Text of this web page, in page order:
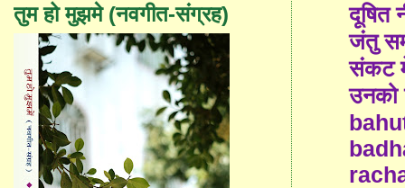
दूषित
जंतु
संकट
उनको
तुम हो मुझमे (नवगीत-संग्रह)